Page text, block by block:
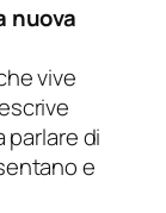
nuova
vive
di
e